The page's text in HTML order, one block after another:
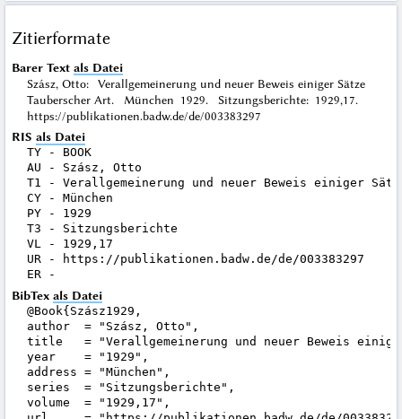
Zitierformate
Barer Text als Datei
Szász, Otto: Verallgemeinerung und neuer Beweis einiger Sätze
Tauberscher Art. München 1929. Sitzungsberichte: 1929,17.
https://publikationen.badw.de/de/003383297
RIS als Datei
TY - BOOK
AU - Szász, Otto
T1 - Verallgemeinerung und neuer Beweis einiger
CY - München
PY - 1929
T3 - Sitzungsberichte
VL - 1929,17
UR - https://publikationen.badw.de/de/003383297
BibTex als Datei
@Book{Szász1929,
author  = "Szász, Otto",
title   = "Verallgemeinerung und neuer Beweis
year    = "1929",
address = "München",
series  = "Sitzungsberichte",
volume  = "1929,17",